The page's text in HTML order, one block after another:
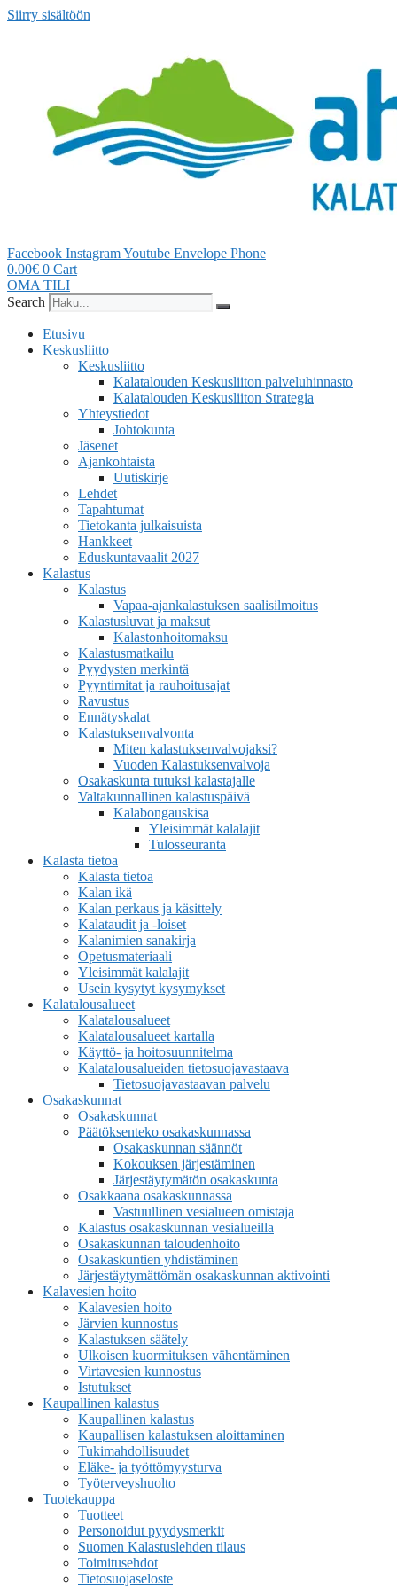
Siirry sisältöön
Facebook InstagramYoutube Envelope Phone
0.00€ 0 Cart
OMA TILI
Search
Etusivu
Keskusliitto
Keskusliitto
Kalatalouden Keskusliiton palveluhinnasto
Kalatalouden Keskusliiton Strategia
Yhteystiedot
Johtokunta
Jäsenet
Ajankohtaista
Uutiskirje
Lehdet
Tapahtumat
Tietokanta julkaisuista
Hankkeet
Eduskuntavaalit 2027
Kalastus
Kalastus
Vapaa-ajankalastuksen saalisilmoitus
Kalastusluvat ja maksut
Kalastonhoitomaksu
Kalastusmatkailu
Pyydysten merkintä
Pyyntimitat ja rauhoitusajat
Ravustus
Ennätyskalat
Kalastuksenvalvonta
Miten kalastuksenvalvojaksi?
Vuoden Kalastuksenvalvoja
Osakaskunta tutuksi kalastajalle
Valtakunnallinen kalastuspäivä
Kalabongauskisa
Yleisimmät kalalajit
Tulosseuranta
Kalasta tietoa
Kalasta tietoa
Kalan ikä
Kalan perkaus ja käsittely
Kalataudit ja -loiset
Kalanimien sanakirja
Opetusmateriaali
Yleisimmät kalalajit
Usein kysytyt kysymykset
Kalatalousalueet
Kalatalousalueet
Kalatalousalueet kartalla
Käyttö- ja hoitosuunnitelma
Kalatalousalueiden tietosuojavastaava
Tietosuojavastaavan palvelu
Osakaskunnat
Osakaskunnat
Päätöksenteko osakaskunnassa
Osakaskunnan säännöt
Kokouksen järjestäminen
Järjestäytymätön osakaskunta
Osakkaana osakaskunnassa
Vastuullinen vesialueen omistaja
Kalastus osakaskunnan vesialueilla
Osakaskunnan taloudenhoito
Osakaskuntien yhdistäminen
Järjestäytymättömän osakaskunnan aktivointi
Kalavesien hoito
Kalavesien hoito
Järvien kunnostus
Kalastuksen säätely
Ulkoisen kuormituksen vähentäminen
Virtavesien kunnostus
Istutukset
Kaupallinen kalastus
Kaupallinen kalastus
Kaupallisen kalastuksen aloittaminen
Tukimahdollisuudet
Eläke- ja työttömyysturva
Työterveyshuolto
Tuotekauppa
Tuotteet
Personoidut pyydysmerkit
Suomen Kalastuslehden tilaus
Toimitusehdot
Tietosuojaseloste